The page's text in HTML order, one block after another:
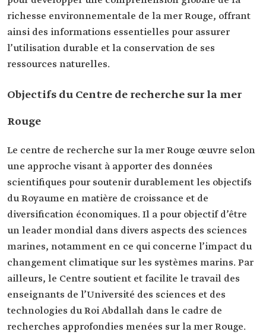
richesse environnementale de la mer Rouge, offrant
ainsi des informations essentielles pour assurer
l’utilisation durable et la conservation de ses
ressources naturelles.
Objectifs du Centre de recherche sur la mer
Rouge
Le centre de recherche sur la mer Rouge œuvre selon
une approche visant à apporter des données
scientifiques pour soutenir durablement les objectifs
du Royaume en matière de croissance et de
diversification économiques. Il a pour objectif d’être
un leader mondial dans divers aspects des sciences
marines, notamment en ce qui concerne l’impact du
changement climatique sur les systèmes marins. Par
ailleurs, le Centre soutient et facilite le travail des
enseignants de l’Université des sciences et des
technologies du Roi Abdallah dans le cadre de
recherches approfondies menées sur la mer Rouge.